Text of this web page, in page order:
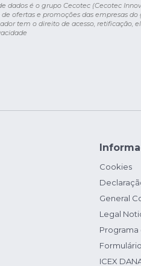
dados é o grupo Cecotec (Cecotec
ofertas e promoções das empresas
tem o direito de acesso, retificação,
Cookies
General
Legal
ICEX